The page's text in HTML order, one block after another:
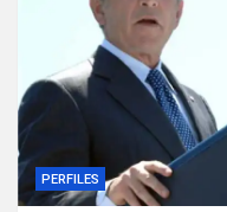
PERFILES